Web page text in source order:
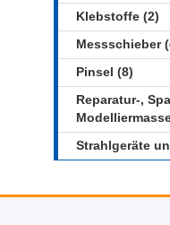
Klebstoffe (2)
Messschieber
Pinsel (8)
Reparatur-,
Strahlgeräte